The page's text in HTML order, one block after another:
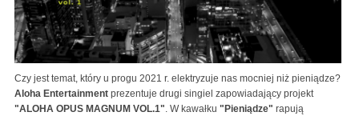
Czy jest temat, który u progu 2021 r. elektryzuje nas mocniej niż pieniądze?
Aloha Entertainment prezentuje drugi singiel zapowiadający projekt
"ALOHA OPUS MAGNUM VOL.1". W kawałku "Pieniądze" rapują